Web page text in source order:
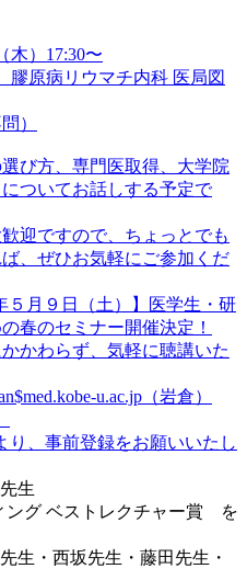
木）17:30〜
膠原病リウマチ内科 医局図
）
び方、専門医取得、大学院
ついてお話しする予定で
迎ですので、ちょっとでも
、ぜひお気軽にご参加くだ
５月９日（土）】医学生・研
春のセミナー開催決定！
かわらず、気軽に聴講いた
u.ac.jp（岩倉）
、事前登録をお願いいたし
生
ング ベストレクチャー賞 を
先生・西坂先生・藤田先生・